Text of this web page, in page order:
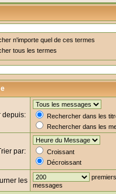
n'importe quel de ces termes
tous les termes
depuis:
Rechercher dans les
Rechercher dans les
par:
Croissant
Décroissant
les
messages